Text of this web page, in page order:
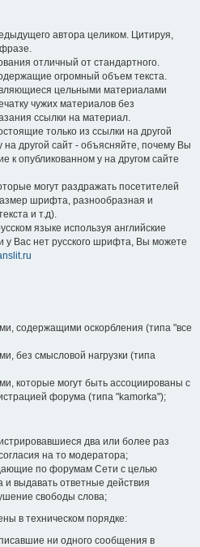
автора целиком. Цитируя,
отличный от стандартного.
огромный объем текста.
цельными материалами
чужих материалов без
ссылки на материал.
только из ссылки на другой
на другой сайт - объясняйте, почему Вы
к опубликованном у на другом сайте
могут раздражать посетителей
шрифта, разнообразная и
и т.д).
языке используя английские
у Вас нет русского шрифта, Вы можете
содержащими оскорбления (типа "все
без смысловой нагрузки (типа
которые могут быть ассоциированы с
форума (типа "kamorka");
два или более раз
на то модератора;
по форумам Сети с целью
и выдавать ответные действия
свободы слова;
в техническом порядке:
ни одного сообщения в